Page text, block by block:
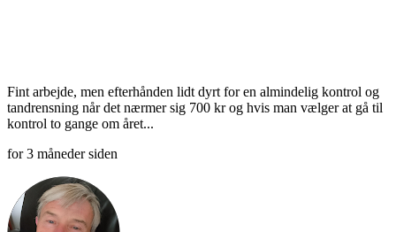
Fint arbejde, men efterhånden lidt dyrt for en almindelig kontrol og
tandrensning når det nærmer sig 700 kr og hvis man vælger at gå til
kontrol to gange om året...
for 3 måneder siden